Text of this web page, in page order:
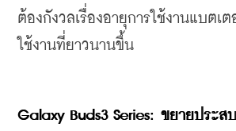
ต้องกังวลเรื่องอายุการใช้งานแบตเต
ใช้งานที่ยาวนานขึ้น
Galaxy Buds3 Series: ขยายประส